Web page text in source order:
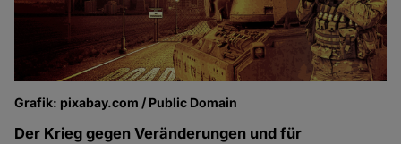
Grafik: pixabay.com / Public Domain
Der Krieg gegen Veränderungen und für